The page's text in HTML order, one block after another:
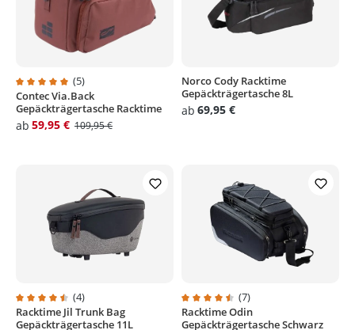
Durchschnittliche Bewertung von 5 von 5 Sternen
(5)
Contec Via.Back
Gepäckträgertasche Racktime
ab 59,95 € 109,95 €
Norco Cody Racktime
Gepäckträgertasche 8L
ab 69,95 €
Durchschnittliche Bewertung von 4.5 von 5 Sternen
(4)
Racktime Jil Trunk Bag
Gepäckträgertasche 11L
Durchschnittliche Bewertung
(7)
Racktime Odin
Gepäckträgertasche Schwarz